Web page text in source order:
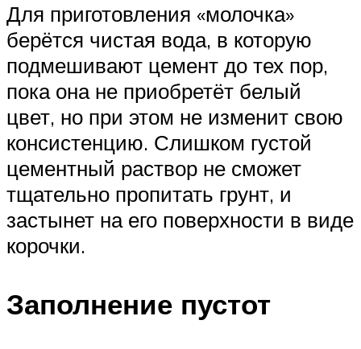
Для приготовления «молочка»
берётся чистая вода, в которую
подмешивают цемент до тех пор,
пока она не приобретёт белый
цвет, но при этом не изменит свою
консистенцию. Слишком густой
цементный раствор не сможет
тщательно пропитать грунт, и
застынет на его поверхности в виде
корочки.
Заполнение пустот